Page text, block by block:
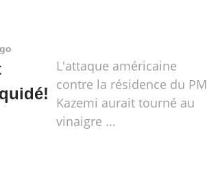
L'attaque américaine
contre la résidence du PM
Kazemi aurait tourné au
vinaigre ...